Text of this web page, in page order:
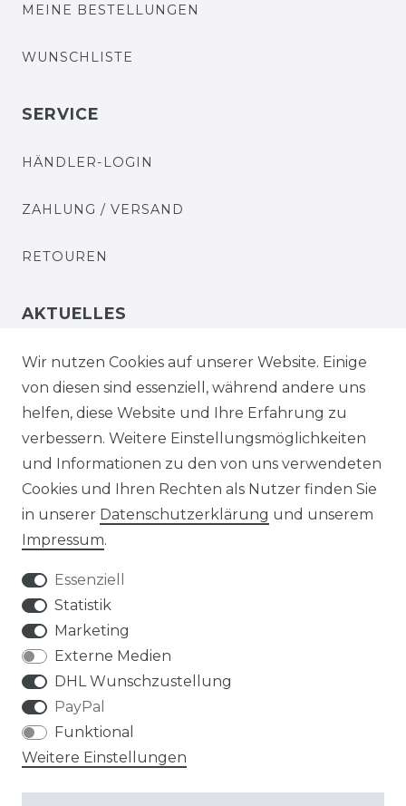
MEINE BESTELLUNGEN
WUNSCHLISTE
SERVICE
HÄNDLER-LOGIN
ZAHLUNG / VERSAND
RETOUREN
AKTUELLES
STELLENANGEBOTE
NEWSLETTER
Impressum
AGB
VERTRAG WIDERRUFEN
Wir nutzen Cookies auf unserer Website. Einige
von diesen sind essenziell, während andere uns
helfen, diese Website und Ihre Erfahrung zu
verbessern. Weitere Einstellungsmöglichkeiten
und Informationen zu den von uns verwendeten
Cookies und Ihren Rechten als Nutzer finden Sie
in unserer Daten­schutz­erklärung und unserem
Impressum.
Essenziell
Statistik
Marketing
Externe Medien
DHL Wunschzustellung
PayPal
Funktional
Weitere Einstellungen